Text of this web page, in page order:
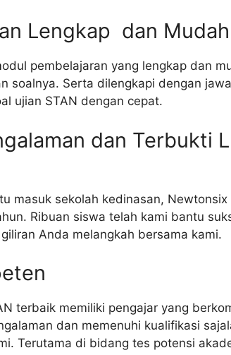
Lengkap dan Mudah
pembelajaran yang lengkap dan
soalnya. Serta dilengkapi dengan
ujian STAN dengan cepat.
dan Terbukti
masuk sekolah kedinasan, Newtonsix
Ribuan siswa telah kami bantu
Anda melangkah bersama kami.
terbaik memiliki pengajar yang
dan memenuhi kualifikasi
Terutama di bidang tes potensi